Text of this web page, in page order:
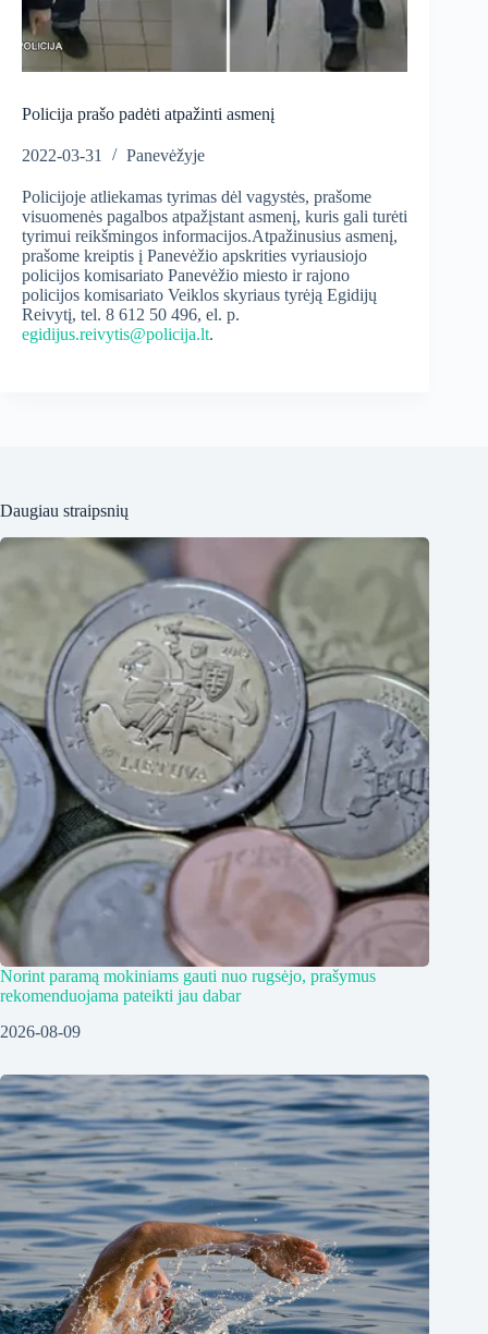
Policija prašo padėti atpažinti asmenį
2022-03-31 Panevėžyje
Policijoje atliekamas tyrimas dėl vagystės, prašome
visuomenės pagalbos atpažįstant asmenį, kuris gali turėti
tyrimui reikšmingos informacijos.Atpažinusius asmenį,
prašome kreiptis į Panevėžio apskrities vyriausiojo
policijos komisariato Panevėžio miesto ir rajono
policijos komisariato Veiklos skyriaus tyrėją Egidijų
Reivytį, tel. 8 612 50 496, el. p.
egidijus.reivytis@policija.lt.
Daugiau straipsnių
Norint paramą mokiniams gauti nuo rugsėjo, prašymus
rekomenduojama pateikti jau dabar
2026-08-09